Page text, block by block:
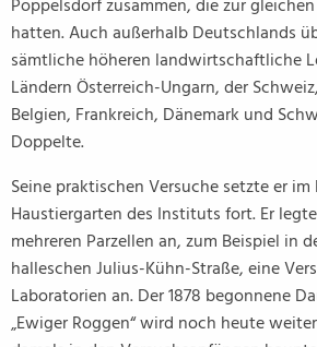
Poppelsdorf zusammen, die zur
hatten. Auch außerhalb Deutschlands
sämtliche höheren landwirtschaftliche
Ländern Österreich-Ungarn, der
Belgien, Frankreich, Dänemark und
Doppelte.
Seine praktischen Versuche setzte er
Haustiergarten des Instituts fort. Er
mehreren Parzellen an, zum Beispiel in
halleschen Julius-Kühn-Straße, eine
Laboratorien an. Der 1878 begonnene
„Ewiger Roggen“ wird noch heute